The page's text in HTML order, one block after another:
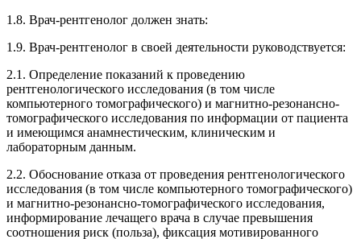
1.8. Врач-рентгенолог должен знать:
1.9. Врач-рентгенолог в своей деятельности руководствуется:
2.1. Определение показаний к проведению
рентгенологического исследования (в том числе
компьютерного томографического) и магнитно-резонансно-
томографического исследования по информации от пациента
и имеющимся анамнестическим, клиническим и
лабораторным данным.
2.2. Обоснование отказа от проведения рентгенологического
исследования (в том числе компьютерного томографического)
и магнитно-резонансно-томографического исследования,
информирование лечащего врача в случае превышения
соотношения риск (польза), фиксация мотивированного